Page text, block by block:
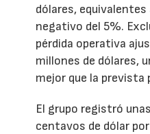
dólares,
negativo del 5%.
pérdida operativa
millones de dólares,
mejor que la prevista
El grupo registró
centavos de dólar